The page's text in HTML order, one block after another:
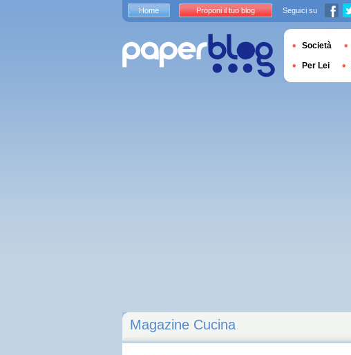
Magazine Cucina
Home Proponi il tuo blog Seguici su
Società
Per Lei